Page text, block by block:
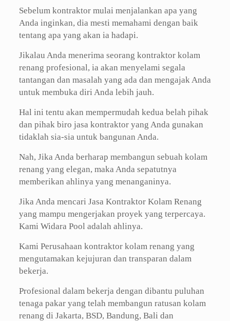
Sebelum kontraktor mulai menjalankan apa yang
Anda inginkan, dia mesti memahami dengan baik
tentang apa yang akan ia hadapi.
Jikalau Anda menerima seorang kontraktor kolam
renang profesional, ia akan menyelami segala
tantangan dan masalah yang ada dan mengajak Anda
untuk membuka diri Anda lebih jauh.
Hal ini tentu akan mempermudah kedua belah pihak
dan pihak biro jasa kontraktor yang Anda gunakan
tidaklah sia-sia untuk bangunan Anda.
Nah, Jika Anda berharap membangun sebuah kolam
renang yang elegan, maka Anda sepatutnya
memberikan ahlinya yang menanganinya.
Jika Anda mencari Jasa Kontraktor Kolam Renang
yang mampu mengerjakan proyek yang terpercaya.
Kami Widara Pool adalah ahlinya.
Kami Perusahaan kontraktor kolam renang yang
mengutamakan kejujuran dan transparan dalam
bekerja.
Profesional dalam bekerja dengan dibantu puluhan
tenaga pakar yang telah membangun ratusan kolam
renang di Jakarta, BSD, Bandung, Bali dan